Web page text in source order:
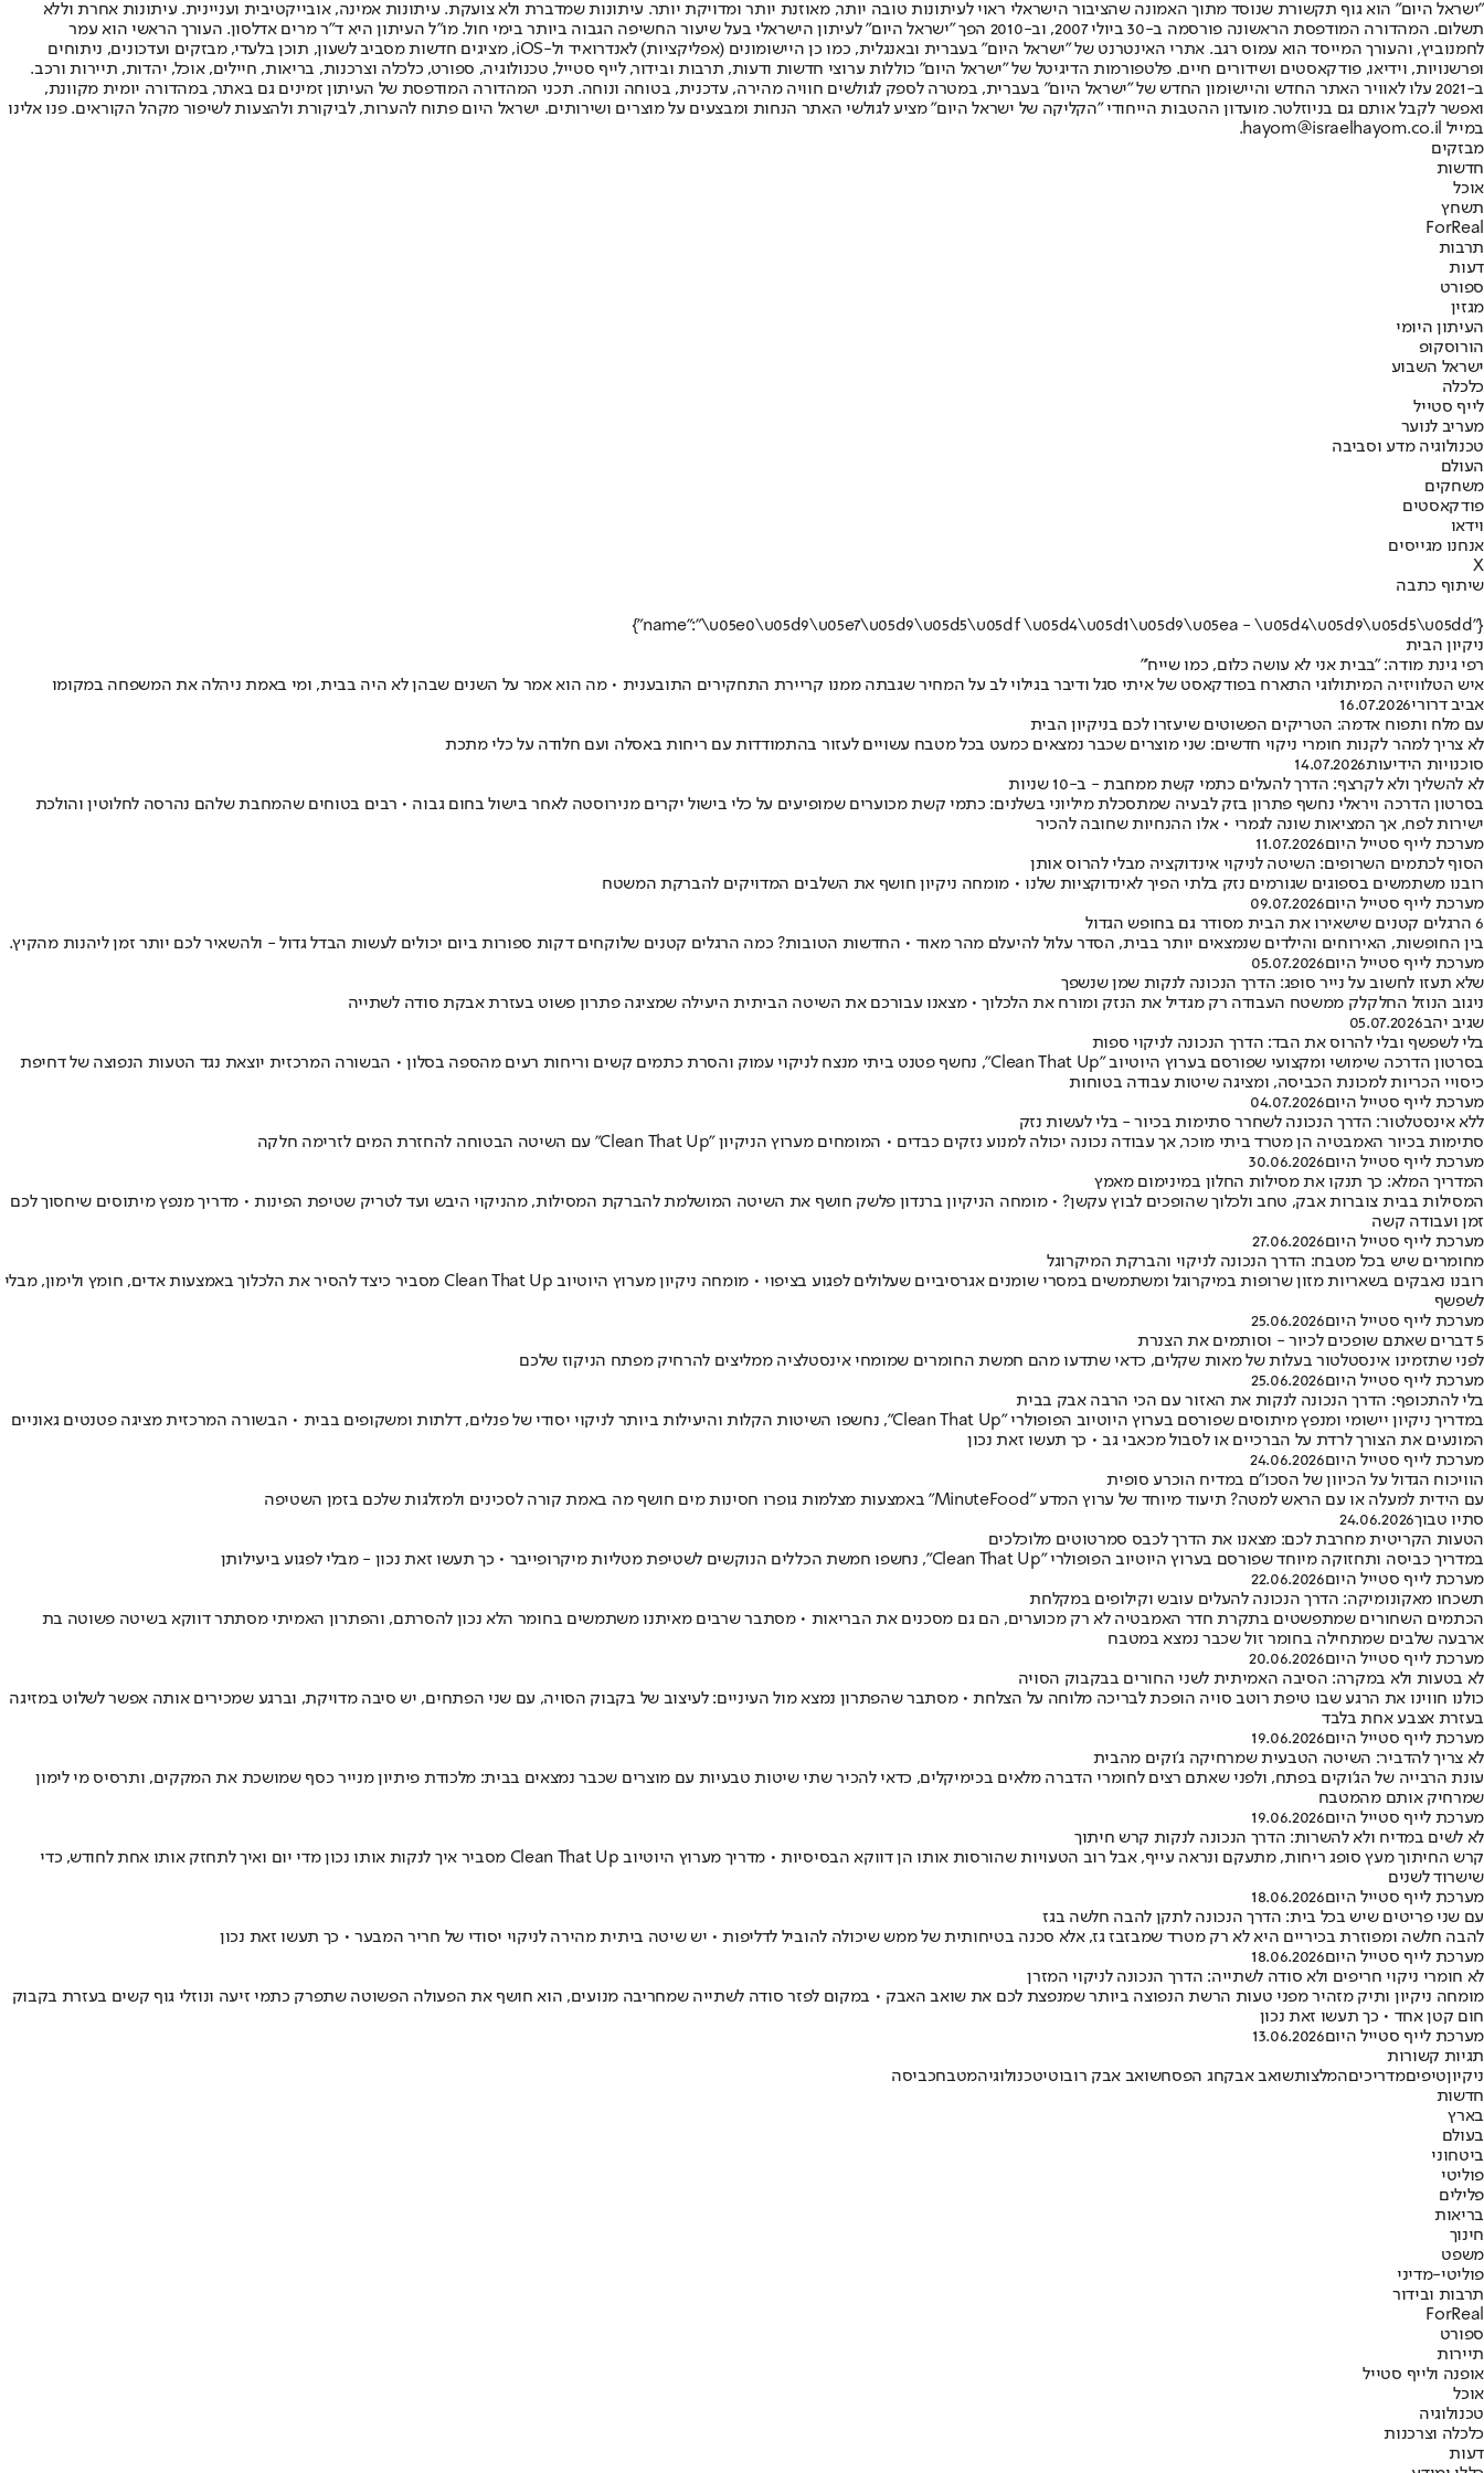
"ישראל היום" הוא גוף תקשורת שנוסד מתוך האמונה שהציבור הישראלי ראוי לעיתונות טובה יותר, מאוזנת יותר ומדויקת יותר. עיתונות שמדברת ולא צועקת. עיתונות אמינה, אובייקטיבית ועניינית. עיתונות אחרת וללא
תשלום. המהדורה המודפסת הראשונה פורסמה ב-30 ביולי 2007, וב-2010 הפך "ישראל היום" לעיתון הישראלי בעל שיעור החשיפה הגבוה ביותר בימי חול. מו"ל העיתון היא ד"ר מרים אדלסון. העורך הראשי הוא עמר
לחמנוביץ, והעורך המייסד הוא עמוס רגב. אתרי האינטרנט של "ישראל היום" בעברית ובאנגלית, כמו כן היישומונים (אפליקציות) לאנדרואיד ול-iOS, מציגים חדשות מסביב לשעון, תוכן בלעדי, מבזקים ועדכונים, ניתוחים
ופרשנויות, וידיאו, פודקאסטים ושידורים חיים. פלטפורמות הדיגיטל של "ישראל היום" כוללות ערוצי חדשות ודעות, תרבות ובידור, לייף סטייל, טכנולוגיה, ספורט, כלכלה וצרכנות, בריאות, חיילים, אוכל, יהדות, תיירות ורכב.
ב-2021 עלו לאוויר האתר החדש והיישומון החדש של "ישראל היום" בעברית, במטרה לספק לגולשים חוויה מהירה, עדכנית, בטוחה ונוחה. תכני המהדורה המודפסת של העיתון זמינים גם באתר, במהדורה יומית מקוונת,
ואפשר לקבל אותם גם בניוזלטר. מועדון ההטבות הייחודי "הקליקה של ישראל היום" מציע לגולשי האתר הנחות ומבצעים על מוצרים ושירותים. ישראל היום פתוח להערות, לביקורת ולהצעות לשיפור מקהל הקוראים. פנו אלינו
במייל hayom@israelhayom.co.il.
מבזקים
חדשות
אוכל
תשחץ
ForReal
תרבות
דעות
ספורט
מגזין
העיתון היומי
הורוסקופ
ישראל השבוע
כלכלה
לייף סטייל
מעריב לנוער
טכנולוגיה מדע וסביבה
העולם
משחקים
פודקאסטים
וידאו
אנחנו מגייסים
X
שיתוף כתבה
{"name":"\u05e0\u05d9\u05e7\u05d9\u05d5\u05df \u05d4\u05d1\u05d9\u05ea - \u05d4\u05d9\u05d5\u05dd"}
ניקיון הבית
רפי גינת מודה: "בבית אני לא עושה כלום, כמו שייח'"
איש הטלוויזיה המיתולוגי התארח בפודקאסט של איתי סגל ודיבר בגילוי לב על המחיר שגבתה ממנו קריירת התחקירים התובענית • מה הוא אמר על השנים שבהן לא היה בבית, ומי באמת ניהלה את המשפחה במקומו
אביב דרורי16.07.2026
עם מלח ותפוח אדמה: הטריקים הפשוטים שיעזרו לכם בניקיון הבית
לא צריך למהר לקנות חומרי ניקוי חדשים: שני מוצרים שכבר נמצאים כמעט בכל מטבח עשויים לעזור בהתמודדות עם ריחות באסלה ועם חלודה על כלי מתכת
סוכנויות הידיעות14.07.2026
לא להשליך ולא לקרצף: הדרך להעלים כתמי קשת ממחבת - ב-10 שניות
בסרטון הדרכה ויראלי נחשף פתרון בזק לבעיה שמתסכלת מיליוני בשלנים: כתמי קשת מכוערים שמופיעים על כלי בישול יקרים מנירוסטה לאחר בישול בחום גבוה • רבים בטוחים שהמחבת שלהם נהרסה לחלוטין והולכת
ישירות לפח, אך המציאות שונה לגמרי • אלו ההנחיות שחובה להכיר
מערכת לייף סטייל היום11.07.2026
הסוף לכתמים השרופים: השיטה לניקוי אינדוקציה מבלי להרוס אותן
רובנו משתמשים בספוגים שגורמים נזק בלתי הפיך לאינדוקציות שלנו • מומחה ניקיון חושף את השלבים המדויקים להברקת המשטח
מערכת לייף סטייל היום09.07.2026
6 הרגלים קטנים שישאירו את הבית מסודר גם בחופש הגדול
בין החופשות, האירוחים והילדים שנמצאים יותר בבית, הסדר עלול להיעלם מהר מאוד • החדשות הטובות? כמה הרגלים קטנים שלוקחים דקות ספורות ביום יכולים לעשות הבדל גדול - ולהשאיר לכם יותר זמן ליהנות מהקיץ.
מערכת לייף סטייל היום05.07.2026
שלא תעזו לחשוב על נייר סופג: הדרך הנכונה לנקות שמן שנשפך
ניגוב הנוזל החלקלק ממשטח העבודה רק מגדיל את הנזק ומורח את הלכלוך • מצאנו עבורכם את השיטה הביתית היעילה שמציגה פתרון פשוט בעזרת אבקת סודה לשתייה
שגיב יהב05.07.2026
בלי לשפשף ובלי להרוס את הבד: הדרך הנכונה לניקוי ספות
בסרטון הדרכה שימושי ומקצועי שפורסם בערוץ היוטיוב "Clean That Up", נחשף פטנט ביתי מנצח לניקוי עמוק והסרת כתמים קשים וריחות רעים מהספה בסלון • הבשורה המרכזית יוצאת נגד הטעות הנפוצה של דחיפת
כיסויי הכריות למכונת הכביסה, ומציגה שיטות עבודה בטוחות
מערכת לייף סטייל היום04.07.2026
ללא אינסטלטור: הדרך הנכונה לשחרר סתימות בכיור - בלי לעשות נזק
סתימות בכיור האמבטיה הן מטרד ביתי מוכר, אך עבודה נכונה יכולה למנוע נזקים כבדים • המומחים מערוץ הניקיון "Clean That Up" עם השיטה הבטוחה להחזרת המים לזרימה חלקה
מערכת לייף סטייל היום30.06.2026
המדריך המלא: כך תנקו את מסילות החלון במינימום מאמץ
המסילות בבית צוברות אבק, טחב ולכלוך שהופכים לבוץ עקשן? • מומחה הניקיון ברנדון פלשק חושף את השיטה המושלמת להברקת המסילות, מהניקוי היבש ועד לטריק שטיפת הפינות • מדריך מנפץ מיתוסים שיחסוך לכם
זמן ועבודה קשה
מערכת לייף סטייל היום27.06.2026
מחומרים שיש בכל מטבח: הדרך הנכונה לניקוי והברקת המיקרוגל
רובנו נאבקים בשאריות מזון שרופות במיקרוגל ומשתמשים במסרי שומנים אגרסיביים שעלולים לפגוע בציפוי • מומחה ניקיון מערוץ היוטיוב Clean That Up מסביר כיצד להסיר את הלכלוך באמצעות אדים, חומץ ולימון, מבלי
לשפשף
מערכת לייף סטייל היום25.06.2026
5 דברים שאתם שופכים לכיור - וסותמים את הצנרת
לפני שתזמינו אינסטלטור בעלות של מאות שקלים, כדאי שתדעו מהם חמשת החומרים שמומחי אינסטלציה ממליצים להרחיק מפתח הניקוז שלכם
מערכת לייף סטייל היום25.06.2026
בלי להתכופף: הדרך הנכונה לנקות את האזור עם הכי הרבה אבק בבית
במדריך ניקיון יישומי ומנפץ מיתוסים שפורסם בערוץ היוטיוב הפופולרי "Clean That Up", נחשפו השיטות הקלות והיעילות ביותר לניקוי יסודי של פנלים, דלתות ומשקופים בבית • הבשורה המרכזית מציגה פטנטים גאוניים
המונעים את הצורך לרדת על הברכיים או לסבול מכאבי גב • כך תעשו זאת נכון
מערכת לייף סטייל היום24.06.2026
הוויכוח הגדול על הכיוון של הסכו"ם במדיח הוכרע סופית
עם הידית למעלה או עם הראש למטה? תיעוד מיוחד של ערוץ המדע "MinuteFood" באמצעות מצלמות גופרו חסינות מים חושף מה באמת קורה לסכינים ולמזלגות שלכם בזמן השטיפה
סתיו טבוך24.06.2026
הטעות הקריטית מחרבת לכם: מצאנו את הדרך לכבס סמרטוטים מלוכלכים
במדריך כביסה ותחזוקה מיוחד שפורסם בערוץ היוטיוב הפופולרי "Clean That Up", נחשפו חמשת הכללים הנוקשים לשטיפת מטליות מיקרופייבר • כך תעשו זאת נכון - מבלי לפגוע ביעילותן
מערכת לייף סטייל היום22.06.2026
תשכחו מאקונומיקה: הדרך הנכונה להעלים עובש וקילופים במקלחת
הכתמים השחורים שמתפשטים בתקרת חדר האמבטיה לא רק מכוערים, הם גם מסכנים את הבריאות • מסתבר שרבים מאיתנו משתמשים בחומר הלא נכון להסרתם, והפתרון האמיתי מסתתר דווקא בשיטה פשוטה בת
ארבעה שלבים שמתחילה בחומר זול שכבר נמצא במטבח
מערכת לייף סטייל היום20.06.2026
לא בטעות ולא במקרה: הסיבה האמיתית לשני החורים בבקבוק הסויה
כולנו חווינו את הרגע שבו טיפת רוטב סויה הופכת לבריכה מלוחה על הצלחת • מסתבר שהפתרון נמצא מול העיניים: לעיצוב של בקבוק הסויה, עם שני הפתחים, יש סיבה מדויקת, וברגע שמכירים אותה אפשר לשלוט במזיגה
בעזרת אצבע אחת בלבד
מערכת לייף סטייל היום19.06.2026
לא צריך להדביר: השיטה הטבעית שמרחיקה ג'וקים מהבית
עונת הרבייה של הג'וקים בפתח, ולפני שאתם רצים לחומרי הדברה מלאים בכימיקלים, כדאי להכיר שתי שיטות טבעיות עם מוצרים שכבר נמצאים בבית: מלכודת פיתיון מנייר כסף שמושכת את המקקים, ותרסיס מי לימון
שמרחיק אותם מהמטבח
מערכת לייף סטייל היום19.06.2026
לא לשים במדיח ולא להשרות: הדרך הנכונה לנקות קרש חיתוך
קרש החיתוך מעץ סופג ריחות, מתעקם ונראה עייף, אבל רוב הטעויות שהורסות אותו הן דווקא הבסיסיות • מדריך מערוץ היוטיוב Clean That Up מסביר איך לנקות אותו נכון מדי יום ואיך לתחזק אותו אחת לחודש, כדי
שישרוד לשנים
מערכת לייף סטייל היום18.06.2026
עם שני פריטים שיש בכל בית: הדרך הנכונה לתקן להבה חלשה בגז
להבה חלשה ומפוזרת בכיריים היא לא רק מטרד שמבזבז גז, אלא סכנה בטיחותית של ממש שיכולה להוביל לדליפות • יש שיטה ביתית מהירה לניקוי יסודי של חריר המבער • כך תעשו זאת נכון
מערכת לייף סטייל היום18.06.2026
לא חומרי ניקוי חריפים ולא סודה לשתייה: הדרך הנכונה לניקוי המזרן
מומחה ניקיון ותיק מזהיר מפני טעות הרשת הנפוצה ביותר שמנפצת לכם את שואב האבק • במקום לפזר סודה לשתייה שמחריבה מנועים, הוא חושף את הפעולה הפשוטה שתפרק כתמי זיעה ונוזלי גוף קשים בעזרת בקבוק
חום קטן אחד • כך תעשו זאת נכון
מערכת לייף סטייל היום13.06.2026
תגיות קשורות
ניקיוןטיפיםמדריכיםהמלצותשואב אבקחג הפסחשואב אבק רובוטיטכנולוגיהמטבחכביסה
חדשות
בארץ
בעולם
ביטחוני
פוליטי
פלילים
בריאות
חינוך
משפט
פוליטי-מדיני
תרבות ובידור
ForReal
ספורט
תיירות
אופנה ולייף סטייל
אוכל
טכנולוגיה
כלכלה וצרכנות
דעות